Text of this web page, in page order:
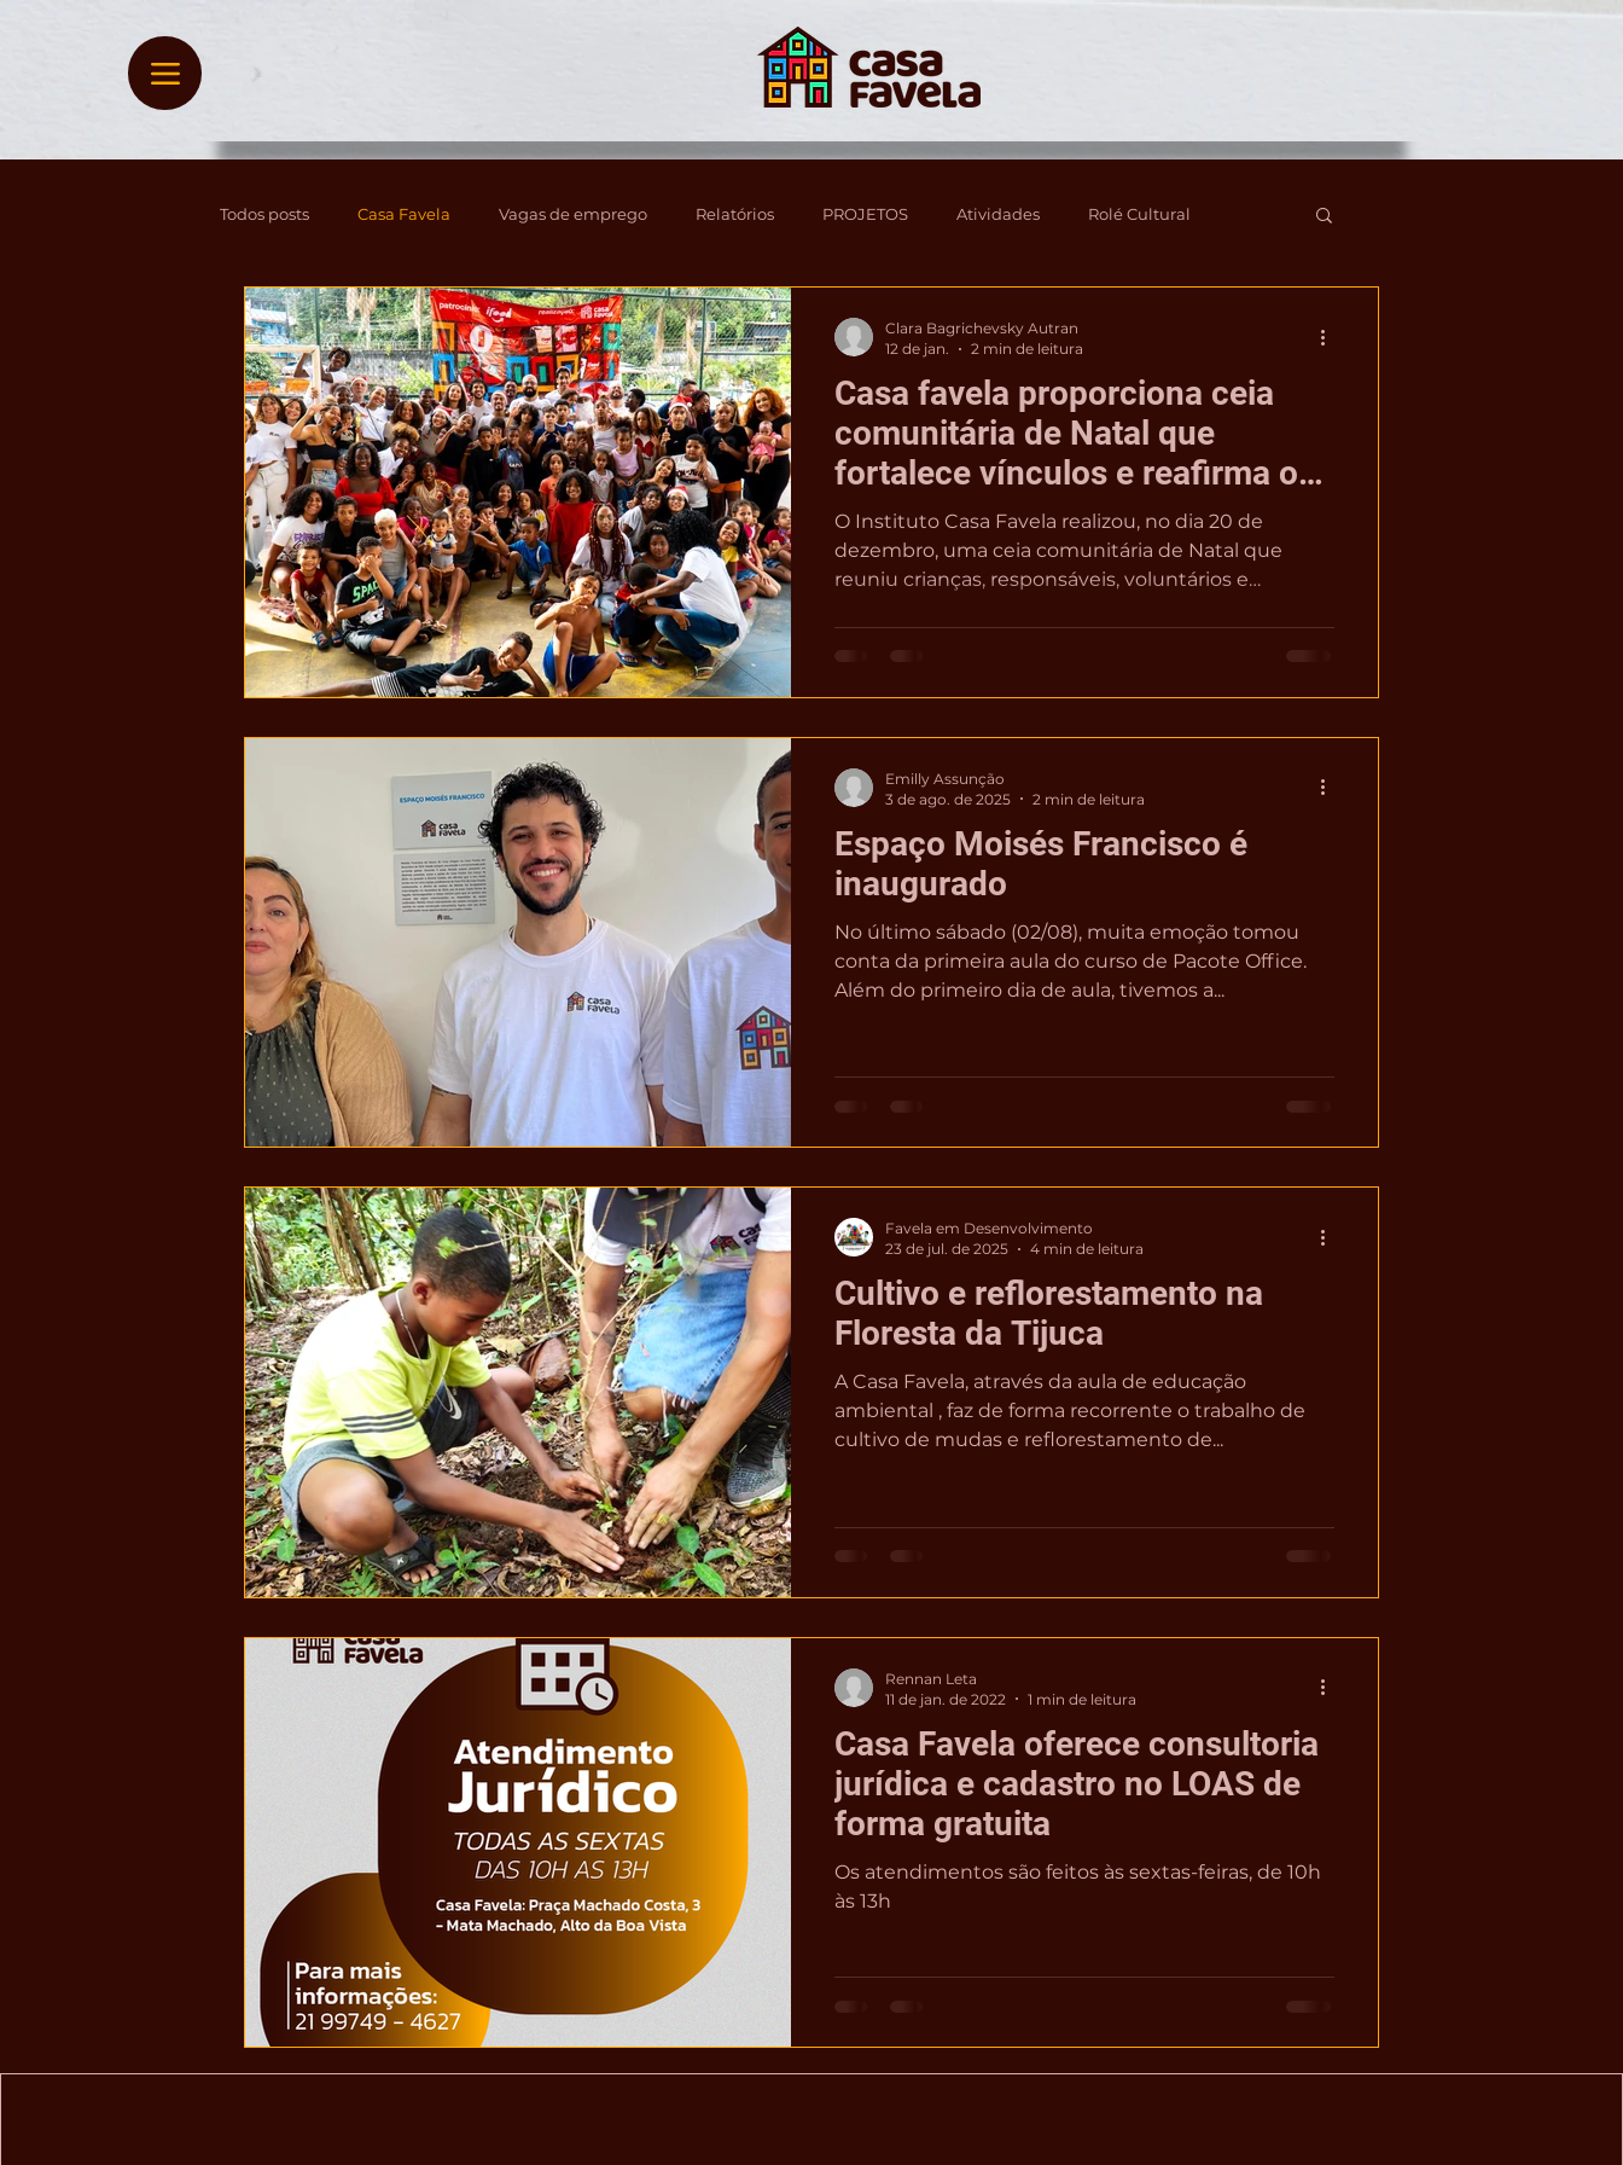
Todos posts Casa Favela Vagas de emprego Relatórios PROJETOS Atividades Rolé Cultural
Clipping ARTIGOS
Casa favela proporciona ceia
comunitária de Natal que
fortalece vínculos e reafirma o
cuidado coletivo com o território
O Instituto Casa Favela realizou, no dia 20 de
dezembro, uma ceia comunitária de Natal que
reuniu crianças, responsáveis, voluntários e
construção de espaços de acolhimento dentro do
abandono e a falta de justiça social. Segundo
Rennan Leta
Clara Bagrichevsky Autran
12 de jan.
2 min de leitura
Espaço Moisés Francisco é
inaugurado
No último sábado (02/08), muita emoção tomou
conta da primeira aula do curso de Pacote Office.
Além do primeiro dia de aula, tivemos a...
Emilly Assunção
3 de ago. de 2025
2 min de leitura
Cultivo e reflorestamento na
Floresta da Tijuca
A Casa Favela, através da aula de educação
ambiental , faz de forma recorrente o trabalho de
cultivo de mudas e reflorestamento de...
Favela em Desenvolvimento
23 de jul. de 2025
4 min de leitura
Casa Favela oferece consultoria
jurídica e cadastro no LOAS de
forma gratuita
Os atendimentos são feitos às sextas-feiras, de 10h
às 13h
Rennan Leta
11 de jan. de 2022
1 min de leitura